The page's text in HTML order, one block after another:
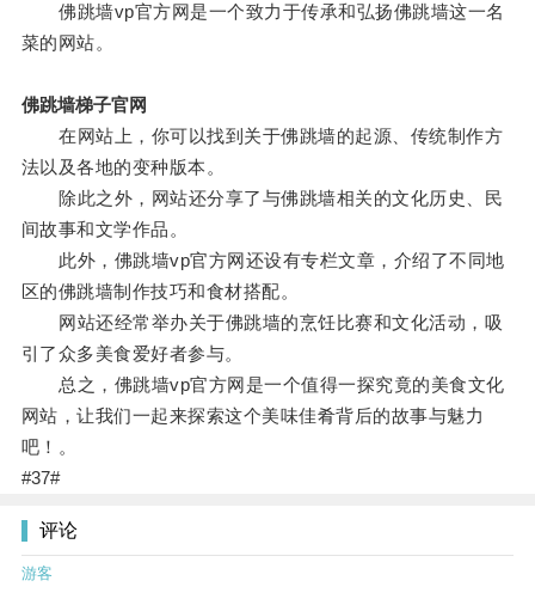
佛跳墙vp官方网是一个致力于传承和弘扬佛跳墙这一名
菜的网站。
佛跳墙梯子官网
在网站上，你可以找到关于佛跳墙的起源、传统制作方
法以及各地的变种版本。
除此之外，网站还分享了与佛跳墙相关的文化历史、民
间故事和文学作品。
此外，佛跳墙vp官方网还设有专栏文章，介绍了不同地
区的佛跳墙制作技巧和食材搭配。
网站还经常举办关于佛跳墙的烹饪比赛和文化活动，吸
引了众多美食爱好者参与。
总之，佛跳墙vp官方网是一个值得一探究竟的美食文化
网站，让我们一起来探索这个美味佳肴背后的故事与魅力
吧！。
#37#
评论
游客